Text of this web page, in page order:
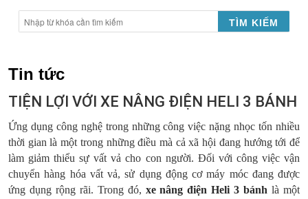
TÌM KIẾM
Tin tức
TIỆN LỢI VỚI XE NÂNG ĐIỆN HELI 3 BÁNH
Ứng dụng công nghệ trong những công việc nặng nhọc tốn nhiều
thời gian là một trong những điều mà cả xã hội đang hướng tới để
làm giảm thiểu sự vất vả cho con người. Đối với công việc vận
chuyển hàng hóa vất vả, sử dụng động cơ máy móc đang được
ứng dụng rộng rãi. Trong đó, xe nâng điện Heli 3 bánh là một